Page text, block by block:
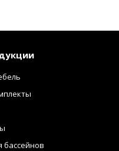
бассейнов